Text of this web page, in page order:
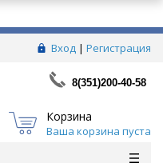
Вход | Регистрация
8(351)200-40-58
Корзина
Ваша корзина пуста